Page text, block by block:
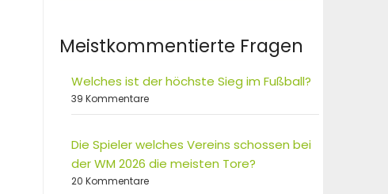
Meistkommentierte Fragen
Welches ist der höchste Sieg im Fußball?
39 Kommentare
Die Spieler welches Vereins schossen bei
der WM 2026 die meisten Tore?
20 Kommentare